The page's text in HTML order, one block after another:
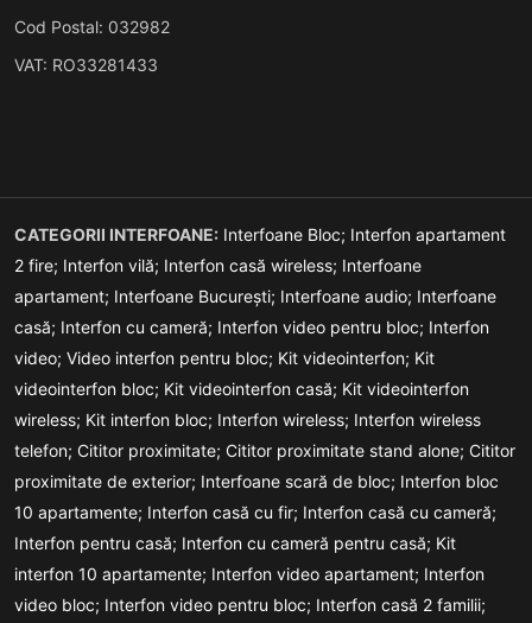
Cod Postal: 032982
VAT: RO33281433
CATEGORII INTERFOANE: Interfoane Bloc; Interfon apartament
2 fire; Interfon vilă; Interfon casă wireless; Interfoane
apartament; Interfoane București; Interfoane audio; Interfoane
casă; Interfon cu cameră; Interfon video pentru bloc; Interfon
video; Video interfon pentru bloc; Kit videointerfon; Kit
videointerfon bloc; Kit videointerfon casă; Kit videointerfon
wireless; Kit interfon bloc; Interfon wireless; Interfon wireless
telefon; Cititor proximitate; Cititor proximitate stand alone; Cititor
proximitate de exterior; Interfoane scară de bloc; Interfon bloc
10 apartamente; Interfon casă cu fir; Interfon casă cu cameră;
Interfon pentru casă; Interfon cu cameră pentru casă; Kit
interfon 10 apartamente; Interfon video apartament; Interfon
video bloc; Interfon video pentru bloc; Interfon casă 2 familii;